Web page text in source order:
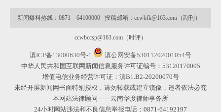
新闻爆料热线：0871－64100000 投稿邮箱：ccwbfk@163.com（副刊）
ccwbccsp@163.com（时评）
滇ICP备13000630号-1
滇公网安备53011202001054号
中华人民共和国互联网新闻信息服务许可证编号：53120170005
增值电信业务经营许可证：滇B1.B2-20200070号
未经开屏新闻网书面特别授权，请勿转载或建立镜像，违者依法必究
本网站法律顾问——云南华度律师事务所
24小时网站违法和不良信息举报电话：0871-64192197